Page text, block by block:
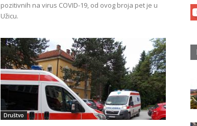
pozitivnih na virus COVID-19, od ovog broja pet je u
Užicu.
Društvo